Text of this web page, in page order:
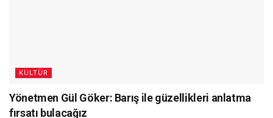
KÜLTÜR
Yönetmen Gül Göker: Barış ile güzellikleri anlatma
fırsatı bulacağız